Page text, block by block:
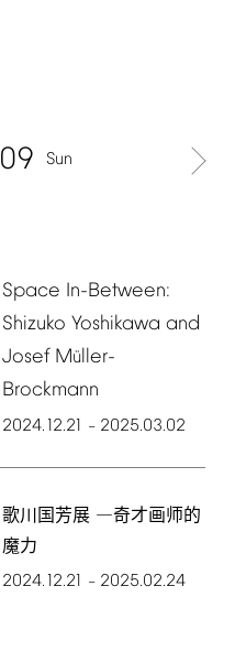
09 Sun
Space In-Between:
Shizuko Yoshikawa and
Josef Müller-
Brockmann
2024.12.21 – 2025.03.02
歌川国芳展 ―奇才画师的
魔力
2024.12.21 – 2025.02.24